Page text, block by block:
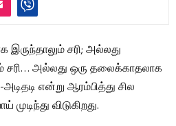
சரி; அல்லது
சரி… அல்லது ஒரு தலைக்காதலாக
என்று ஆரம்பித்து சில
விடுகிறது.